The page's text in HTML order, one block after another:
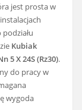
jest prosta w
Kubiak
5 X 24S (Rz30).
do pracy w
wygoda